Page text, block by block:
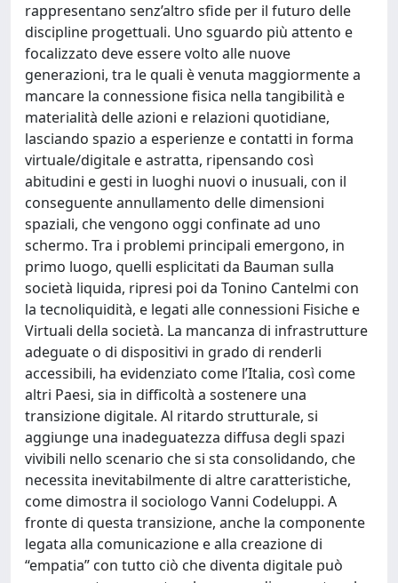
rappresentano senz’altro sfide per il futuro delle
discipline progettuali. Uno sguardo più attento e
focalizzato deve essere volto alle nuove
generazioni, tra le quali è venuta maggiormente a
mancare la connessione fisica nella tangibilità e
materialità delle azioni e relazioni quotidiane,
lasciando spazio a esperienze e contatti in forma
virtuale/digitale e astratta, ripensando così
abitudini e gesti in luoghi nuovi o inusuali, con il
conseguente annullamento delle dimensioni
spaziali, che vengono oggi confinate ad uno
schermo. Tra i problemi principali emergono, in
primo luogo, quelli esplicitati da Bauman sulla
società liquida, ripresi poi da Tonino Cantelmi con
la tecnoliquidità, e legati alle connessioni Fisiche e
Virtuali della società. La mancanza di infrastrutture
adeguate o di dispositivi in grado di renderli
accessibili, ha evidenziato come l’Italia, così come
altri Paesi, sia in difficoltà a sostenere una
transizione digitale. Al ritardo strutturale, si
aggiunge una inadeguatezza diffusa degli spazi
vivibili nello scenario che si sta consolidando, che
necessita inevitabilmente di altre caratteristiche,
come dimostra il sociologo Vanni Codeluppi. A
fronte di questa transizione, anche la componente
legata alla comunicazione e alla creazione di
“empatia” con tutto ciò che diventa digitale può